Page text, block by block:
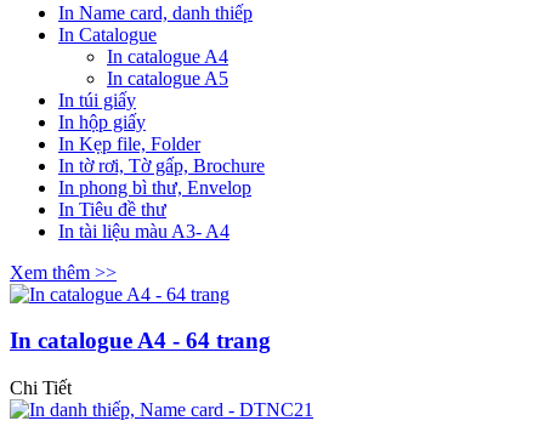
In Name card, danh thiếp
In Catalogue
In catalogue A4
In catalogue A5
In túi giấy
In hộp giấy
In Kẹp file, Folder
In tờ rơi, Tờ gấp, Brochure
In phong bì thư, Envelop
In Tiêu đề thư
In tài liệu màu A3- A4
Xem thêm >>
In catalogue A4 - 64 trang
Chi Tiết